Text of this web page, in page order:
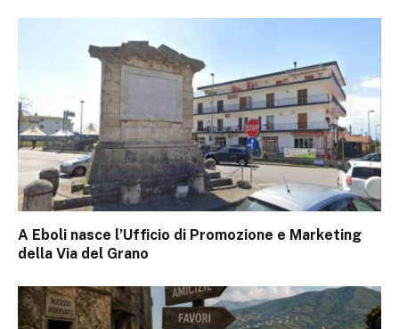
A Eboli nasce l’Ufficio di Promozione e Marketing
della Via del Grano